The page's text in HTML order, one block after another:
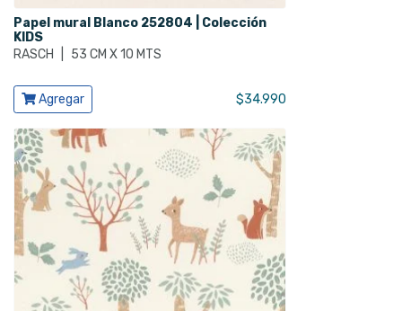
Papel mural Blanco 252804 | Colección
KIDS
RASCH
53 CM X 10 MTS
Ver producto
Agregar $34.990